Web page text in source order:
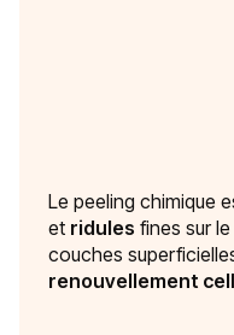
Le peeling chimique
et ridules fines sur
couches
renouvellement